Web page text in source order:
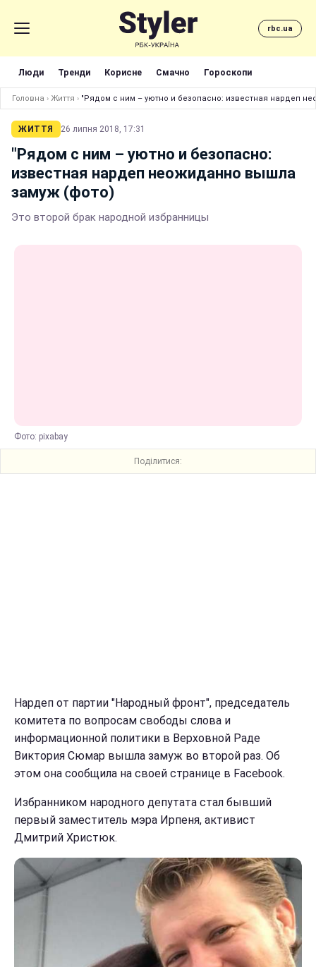
rbc.ua
Люди Тренди Корисне Смачно Гороскопи
Головна › Життя › "Рядом с ним – уютно и безопасно: известная нардеп
ЖИТТЯ 26 липня 2018, 17:31
"Рядом с ним – уютно и безопасно:
известная нардеп неожиданно вышла
замуж (фото)
Это второй брак народной избранницы
Фото: pixabay
Поділитися:
Нардеп от партии "Народный фронт", председатель
комитета по вопросам свободы слова и
информационной политики в Верховной Раде
Виктория Сюмар вышла замуж во второй раз. Об
этом она сообщила на своей странице в Facebook.
Избранником народного депутата стал бывший
первый заместитель мэра Ирпеня, активист
Дмитрий Христюк.